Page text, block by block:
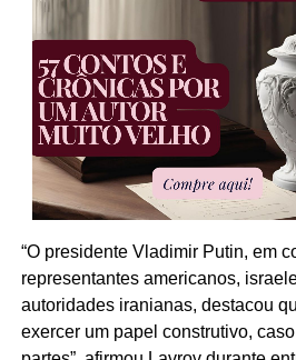
“O presidente Vladimir Putin, em
representantes americanos,
autoridades iranianas, destacou
exercer um papel construtivo,